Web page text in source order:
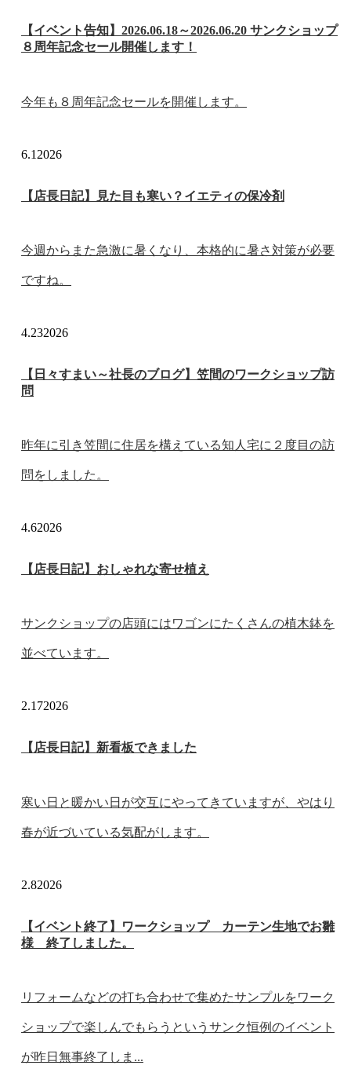
【イベント告知】2026.06.18～2026.06.20 サンクショップ
８周年記念セール開催します！
今年も８周年記念セールを開催します。
6.1 2026
【店長日記】見た目も寒い？イエティの保冷剤
今週からまた急激に暑くなり、本格的に暑さ対策が必要
ですね。
4.232026
【日々すまい～社長のブログ】笠間のワークショップ訪
問
昨年に引き笠間に住居を構えている知人宅に２度目の訪
問をしました。
4.62026
【店長日記】おしゃれな寄せ植え
サンクショップの店頭にはワゴンにたくさんの植木鉢を
並べています。
2.172026
【店長日記】新看板できました
寒い日と暖かい日が交互にやってきていますが、やはり
春が近づいている気配がします。
2.82026
【イベント終了】ワークショップ カーテン生地でお雛
様 終了しました。
リフォームなどの打ち合わせで集めたサンプルをワーク
ショップで楽しんでもらうというサンク恒例のイベント
が昨日無事終了しま...